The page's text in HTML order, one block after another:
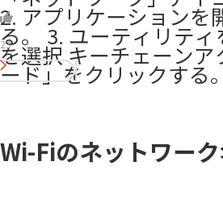
2. アプリケーションを
る。 3. ユーティリテ
を選択 キーチェーン
ード」をクリックする
23
Wi-Fiのネットワー